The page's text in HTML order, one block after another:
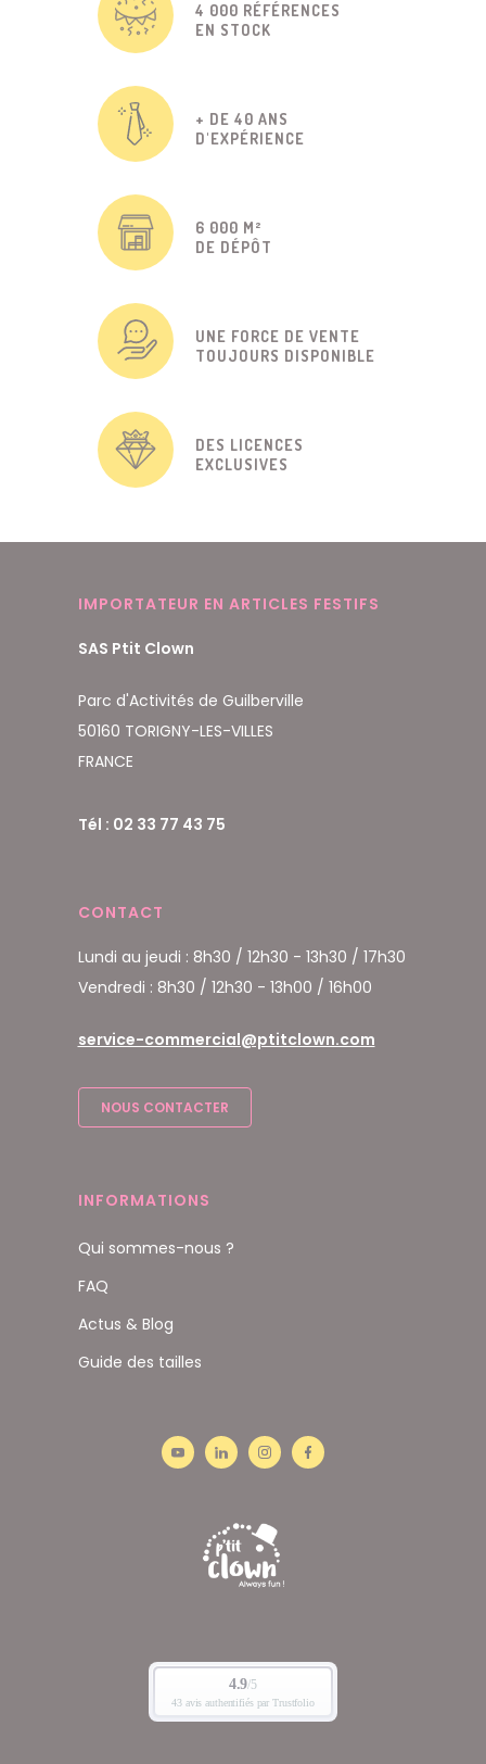
4 000 RÉFÉRENCES
EN STOCK
+ DE 40 ANS
D'EXPÉRIENCE
6 000 M²
DE DÉPÔT
UNE FORCE DE VENTE
TOUJOURS DISPONIBLE
DES LICENCES
EXCLUSIVES
IMPORTATEUR EN ARTICLES FESTIFS
SAS Ptit Clown
Parc d'Activités de Guilberville
50160 TORIGNY-LES-VILLES
FRANCE
Tél : 02 33 77 43 75
CONTACT
Lundi au jeudi : 8h30 / 12h30 - 13h30 / 17h30
Vendredi : 8h30 / 12h30 - 13h00 / 16h00
service-commercial@ptitclown.com
NOUS CONTACTER
INFORMATIONS
Qui sommes-nous ?
FAQ
Actus & Blog
Guide des tailles